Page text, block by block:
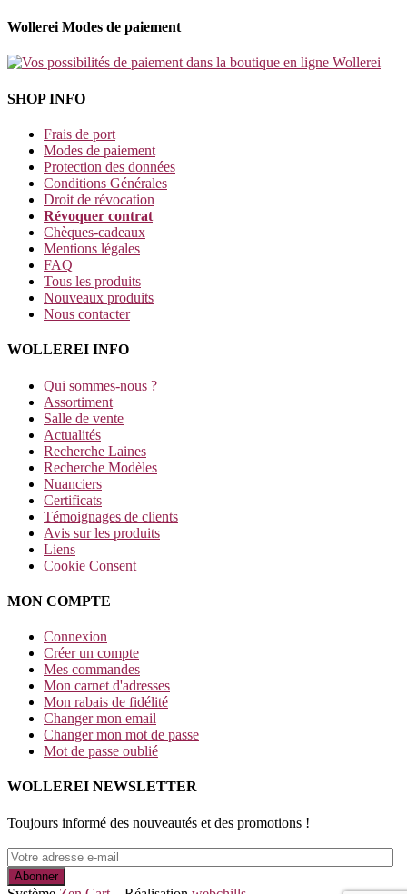
Wollerei Modes de paiement
SHOP INFO
Frais de port
Modes de paiement
Protection des données
Conditions Générales
Droit de révocation
Révoquer contrat
Chèques-cadeaux
Mentions légales
FAQ
Tous les produits
Nouveaux produits
Nous contacter
WOLLEREI INFO
Qui sommes-nous ?
Assortiment
Salle de vente
Actualités
Recherche Laines
Recherche Modèles
Nuanciers
Certificats
Témoignages de clients
Avis sur les produits
Liens
Cookie Consent
MON COMPTE
Connexion
Créer un compte
Mes commandes
Mon carnet d'adresses
Mon rabais de fidélité
Changer mon email
Changer mon mot de passe
Mot de passe oublié
WOLLEREI NEWSLETTER
Toujours informé des nouveautés et des promotions !